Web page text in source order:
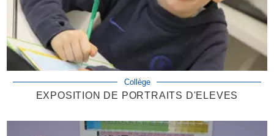
Collège
EXPOSITION DE PORTRAITS D'ELEVES